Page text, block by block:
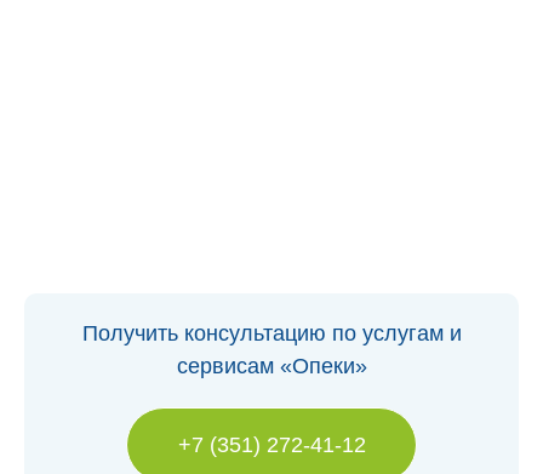
Получить консультацию по услугам и
сервисам «Опеки»
+7 (351) 272-41-12